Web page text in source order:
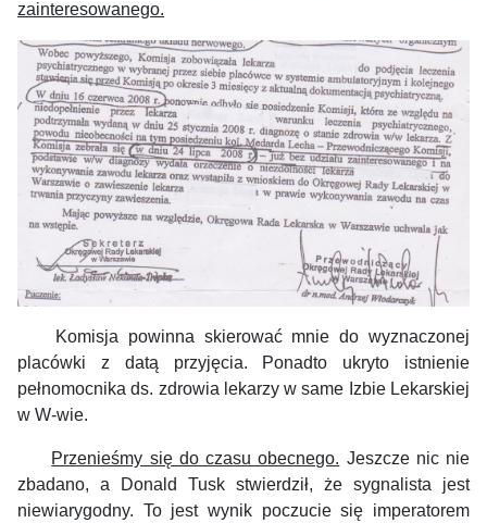
zainteresowanego.
Komisja powinna skierować mnie do wyznaczonej
placówki z datą przyjęcia. Ponadto ukryto istnienie
pełnomocnika ds. zdrowia lekarzy w same Izbie Lekarskiej
w W-wie.
Przenieśmy się do czasu obecnego. Jeszcze nic nie
zbadano, a Donald Tusk stwierdził, że sygnalista jest
niewiarygodny. To jest wynik poczucie się imperatorem